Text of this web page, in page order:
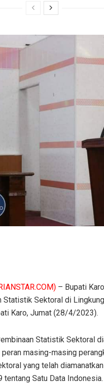
– Bupati
Statistik Sektoral di
Karo, Jumat (28/4/2023).
Statistik Sektoral
peran masing-masing
yang telah
tentang Satu Data Indonesia.